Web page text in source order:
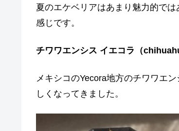
夏のエケベリアはあまり魅力的で
感じです。
チワワエンシス イエコラ（
メキシコのYecora地方のチワワエ
しくなってきました。